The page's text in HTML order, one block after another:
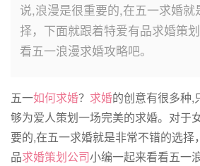
说,浪漫是很重要的,在五一求婚就
择，下面就跟着特爱有品求婚策
看五一浪漫求婚攻略吧。
五一如何求婚？ 求婚的创意有很多种,
够为爱人策划一场完美的求婚。对于
要的,在五一求婚就是非常不错的选择
品求婚策划公司小编一起来看看五一